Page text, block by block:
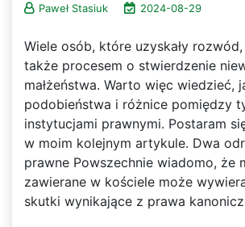
Paweł Stasiuk 2024-08-29
Wiele osób, które uzyskały
także procesem o stwierdzenie
małżeństwa. Warto więc wiedzieć,
podobieństwa i różnice pomiędzy
instytucjami prawnymi. Postaram
w moim kolejnym artykule. Dwa
prawne Powszechnie wiadomo, że
zawierane w kościele może
skutki wynikające z prawa